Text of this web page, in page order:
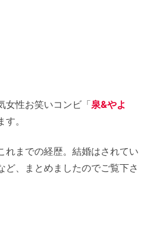
女性お笑いコンビ「泉&やよ
。
れまでの経歴。結婚はされてい
ど、まとめましたのでご覧下さ